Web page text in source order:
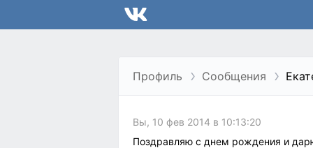
Профиль Сообщения
Вы, 10 фев 2014 в 10:13:20
Поздравляю с днем рождения и